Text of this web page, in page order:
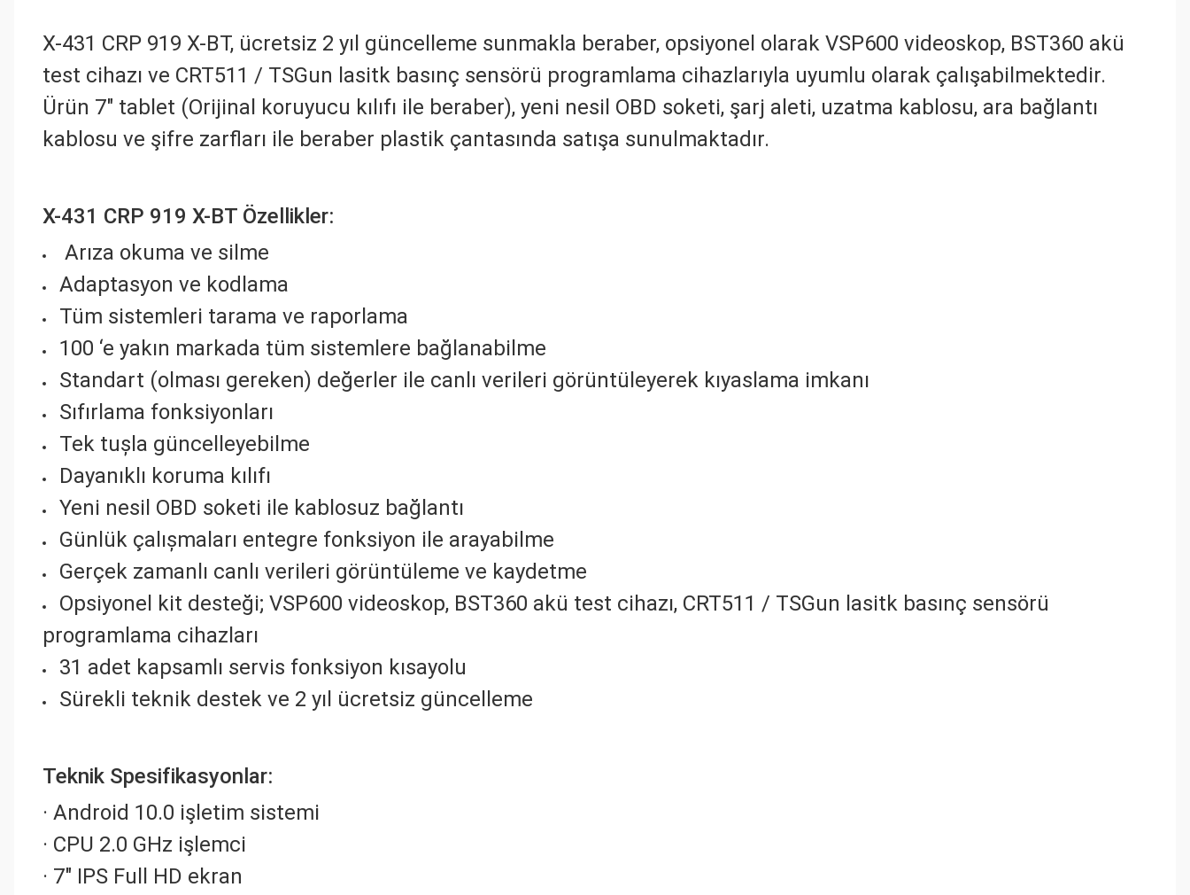
X-431 CRP 919 X-BT, ücretsiz 2 yıl güncelleme sunmakla beraber, opsiyonel olarak VSP600 videoskop, BST360 akü
test cihazı ve CRT511 / TSGun lasitk basınç sensörü programlama cihazlarıyla uyumlu olarak çalışabilmektedir.
Ürün 7″ tablet (Orijinal koruyucu kılıfı ile beraber), yeni nesil OBD soketi, şarj aleti, uzatma kablosu, ara bağlantı
kablosu ve şifre zarfları ile beraber plastik çantasında satışa sunulmaktadır.
X-431 CRP 919 X-BT Özellikler:
Arıza okuma ve silme
Adaptasyon ve kodlama
Tüm sistemleri tarama ve raporlama
100 ‘e yakın markada tüm sistemlere bağlanabilme
Standart (olması gereken) değerler ile canlı verileri görüntüleyerek kıyaslama imkanı
Sıfırlama fonksiyonları
Tek tușla güncelleyebilme
Dayanıklı koruma kılıfı
Yeni nesil OBD soketi ile kablosuz bağlantı
Günlük çalıșmaları entegre fonksiyon ile arayabilme
Gerçek zamanlı canlı verileri görüntüleme ve kaydetme
Opsiyonel kit desteği; VSP600 videoskop, BST360 akü test cihazı, CRT511 / TSGun lasitk basınç sensörü
programlama cihazları
31 adet kapsamlı servis fonksiyon kısayolu
Sürekli teknik destek ve 2 yıl ücretsiz güncelleme
Teknik Spesifikasyonlar:
· Android 10.0 işletim sistemi
· CPU 2.0 GHz işlemci
· 7″ IPS Full HD ekran